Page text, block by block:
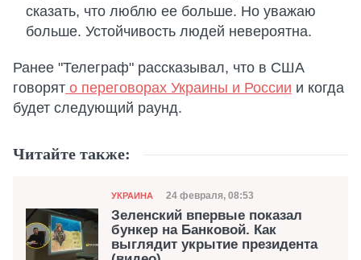
сказать, что люблю ее больше. Но уважаю
больше. Устойчивость людей невероятна.
Ранее "Телеграф" рассказывал, что в США
говорят о переговорах Украины и России и когда
будет следующий раунд.
Читайте также:
Категория
УКРАИНА Дата публикации
24 февраля, 08:53
Зеленский впервые показал
бункер на Банковой. Как
выглядит укрытие президента